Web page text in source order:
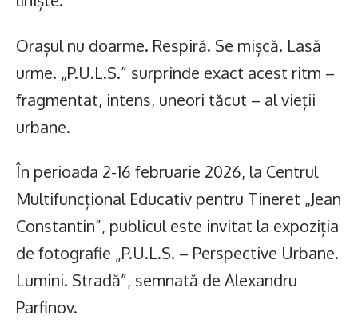
Orașul nu doarme. Respiră. Se mișcă. Lasă
urme. „P.U.L.S.” surprinde exact acest ritm –
fragmentat, intens, uneori tăcut – al vieții
urbane.
În perioada 2-16 februarie 2026, la Centrul
Multifuncțional Educativ pentru Tineret „Jean
Constantin”, publicul este invitat la expoziția
de fotografie „P.U.L.S. – Perspective Urbane.
Lumini. Stradă”, semnată de Alexandru
Parfinov.